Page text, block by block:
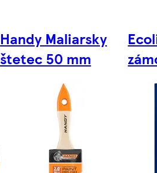
Handy Maliarsky
štetec 50 mm